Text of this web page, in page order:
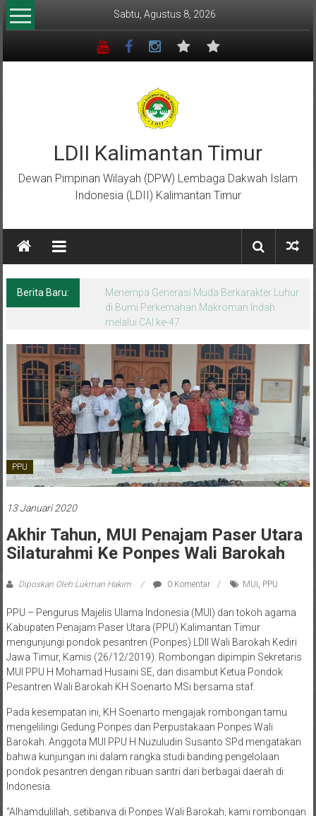
Lompat
ke
Sabtu, Agustus 8, 2026
LDII Kalimantan Timur
Dewan Pimpinan Wilayah (DPW) Lembaga Dakwah Islam
Indonesia (LDII) Kalimantan Timur
Berita Baru:
Menempa Generasi Muda Berkarakter Luhur
di Bumi Perkemahan Makroman Indah
melalui CAI ke-47
PPU
13 Januari 2020
Akhir Tahun, MUI Penajam Paser Utara
Silaturahmi Ke Ponpes Wali Barokah
Diposkan Oleh:Lukman Hakim 0 Komentar MUI , PPU
PPU – Pengurus Majelis Ulama Indonesia (MUI) dan tokoh agama
Kabupaten Penajam Paser Utara (PPU) Kalimantan Timur
mengunjungi pondok pesantren (Ponpes) LDII Wali Barokah Kediri
Jawa Timur, Kamis (26/12/2019). Rombongan dipimpin Sekretaris
MUI PPU H Mohamad Husaini SE, dan disambut Ketua Pondok
Pesantren Wali Barokah KH Soenarto MSi bersama staf.
Pada kesempatan ini, KH Soenarto mengajak rombongan tamu
mengelilingi Gedung Ponpes dan Perpustakaan Ponpes Wali
Barokah. Anggota MUI PPU H Nuzuludin Susanto SPd mengatakan
bahwa kunjungan ini dalam rangka studi banding pengelolaan
pondok pesantren dengan ribuan santri dari berbagai daerah di
Indonesia.
“Alhamdulillah, setibanya di Ponpes Wali Barokah, kami rombongan